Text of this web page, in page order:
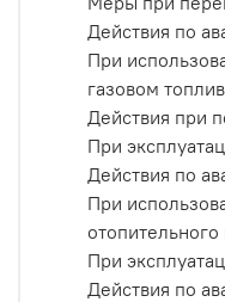
Действия по
При
газовом
Действия при
При
Действия по
При
отопительного
При
Действия по